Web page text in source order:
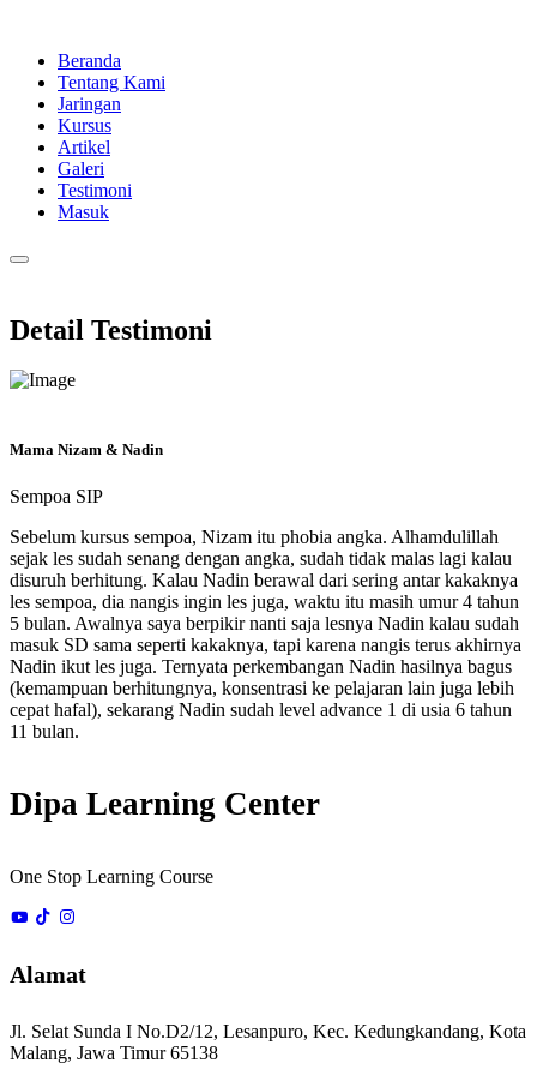
Beranda
Tentang Kami
Jaringan
Kursus
Artikel
Galeri
Testimoni
Masuk
Detail Testimoni
Mama Nizam & Nadin
Sempoa SIP
Sebelum kursus sempoa, Nizam itu phobia angka. Alhamdulillah
sejak les sudah senang dengan angka, sudah tidak malas lagi kalau
disuruh berhitung. Kalau Nadin berawal dari sering antar kakaknya
les sempoa, dia nangis ingin les juga, waktu itu masih umur 4 tahun
5 bulan. Awalnya saya berpikir nanti saja lesnya Nadin kalau sudah
masuk SD sama seperti kakaknya, tapi karena nangis terus akhirnya
Nadin ikut les juga. Ternyata perkembangan Nadin hasilnya bagus
(kemampuan berhitungnya, konsentrasi ke pelajaran lain juga lebih
cepat hafal), sekarang Nadin sudah level advance 1 di usia 6 tahun
11 bulan.
Dipa Learning Center
One Stop Learning Course
Alamat
Jl. Selat Sunda I No.D2/12, Lesanpuro, Kec. Kedungkandang, Kota
Malang, Jawa Timur 65138